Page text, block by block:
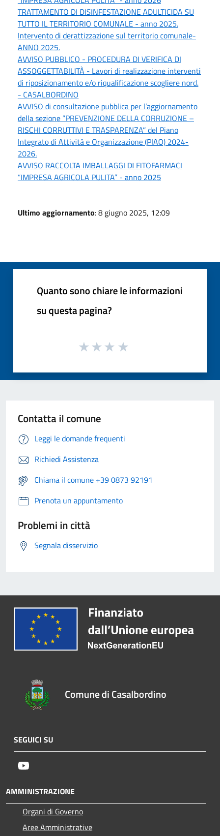
TRATTAMENTO DI DISINFESTAZIONE ADULTICIDA SU
TUTTO IL TERRITORIO COMUNALE - anno 2025.
Intervento di derattizzazione sul territorio comunale-
ANNO 2025.
AVVISO PUBBLICO - PROCEDURA DI VERIFICA DI
ASSOGGETTABILITÀ - Lavori di realizzazione interventi
di riposizionamento e/o riqualificazione scogliere nord.
- CASALBORDINO
AVVISO di consultazione pubblica per l’aggiornamento
della sezione “PREVENZIONE DELLA CORRUZIONE –
RISCHI CORRUTTIVI E TRASPARENZA” del Piano
Integrato di Attività e Organizzazione (PIAO) 2024-
2026.
AVVISO RACCOLTA IMBALLAGGI DI FITOFARMACI
“IMPRESA AGRICOLA PULITA” - anno 2025
Ultimo aggiornamento: 8 giugno 2025, 12:09
Quanto sono chiare le informazioni
su questa pagina?
Contatta il comune
Leggi le domande frequenti
Richiedi Assistenza
Chiama il comune +39 0873 92191
Prenota un appuntamento
Problemi in città
Segnala disservizio
Comune di Casalbordino
SEGUICI SU
AMMINISTRAZIONE
Organi di Governo
Aree Amministrative